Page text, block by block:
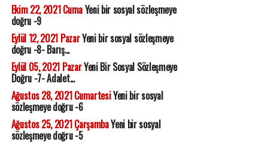
Ekim 22, 2021 CumaYeni bir sosyal sözleşmeye
doğru -9
Eylül 12, 2021 PazarYeni bir sosyal sözleşmeye
doğru -8- Barış...
Eylül 05, 2021 PazarYeni Bir Sosyal Sözleşmeye
Doğru -7- Adalet...
Ağustos 28, 2021 CumartesiYeni bir sosyal
sözleşmeye doğru -6
Ağustos 25, 2021 ÇarşambaYeni bir sosyal
sözleşmeye doğru -5